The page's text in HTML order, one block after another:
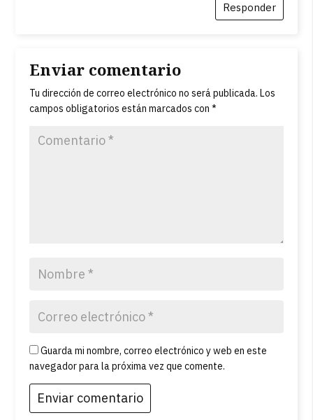
Responder
Enviar comentario
Tu dirección de correo electrónico no será publicada. Los
campos obligatorios están marcados con*
Guarda mi nombre, correo electrónico y web en este
navegador para la próxima vez que comente.